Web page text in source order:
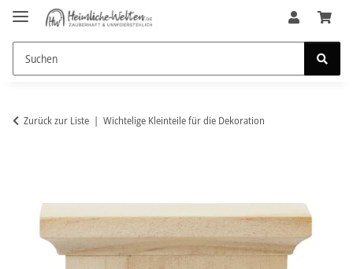
Zurück zur Liste Wichtelige Kleinteile für die Dekoration